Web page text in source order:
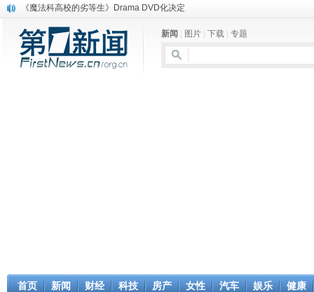
《魔法科高校的劣等生》Drama DVD化决定
消息称刘强东要求京东商城明年扭亏为盈
保健品也能吃出一身病? 康宝莱员工自揭多项家丑
煤价"跳水"电企利润"蹦高" 电煤联动亟待完善
新闻 图片 下载 专题
首页 新闻 财经 科技 房产 女性 汽车 娱乐 健康